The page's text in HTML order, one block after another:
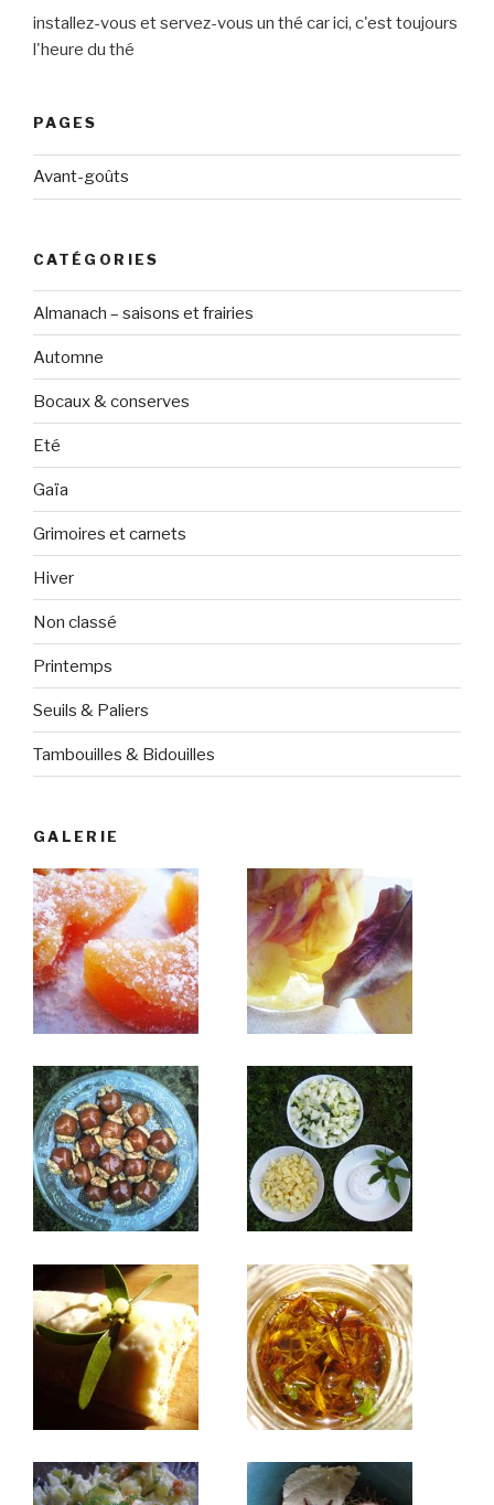
installez-vous et servez-vous un thé car ici, c'est toujours
l'heure du thé
PAGES
Avant-goûts
CATÉGORIES
Almanach – saisons et frairies
Automne
Bocaux & conserves
Eté
Gaïa
Grimoires et carnets
Hiver
Non classé
Printemps
Seuils & Paliers
Tambouilles & Bidouilles
GALERIE